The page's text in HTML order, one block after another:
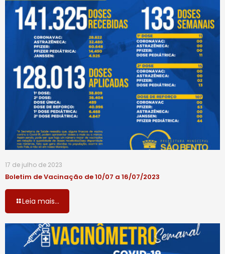
17 de julho de 2023
Boletim de Vacinação de 10/07 a 16/07/2023
Leia mais...